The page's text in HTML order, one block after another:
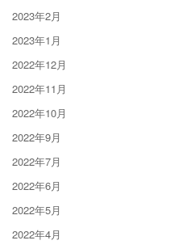
2023年2月
2023年1月
2022年12月
2022年11月
2022年10月
2022年9月
2022年7月
2022年6月
2022年5月
2022年4月